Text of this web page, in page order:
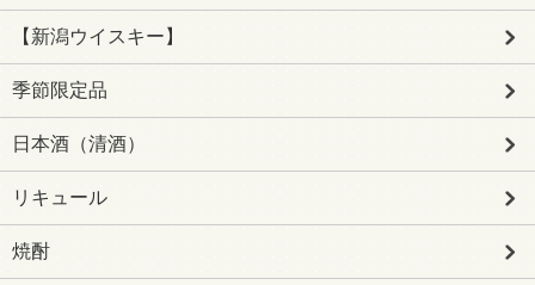
【新潟ウイスキー】
季節限定品
日本酒（清酒）
リキュール
焼酎